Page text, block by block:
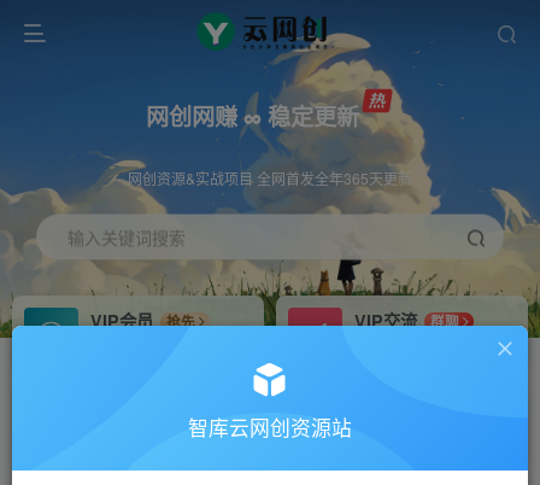
网创网赚 ∞ 稳定更新
网创资源&实战项目 全网首发全年365天更新
输入关键词搜索
VIP会员
抢先
VIP交流
群聊
研究探讨更多创业项目路子。
会员专属推广链接智库云网创资源站